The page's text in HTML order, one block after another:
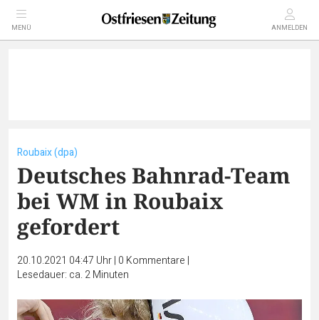
MENÜ ANMELDEN
Roubaix (dpa)
Deutsches Bahnrad-Team
bei WM in Roubaix
gefordert
20.10.2021 04:47 Uhr| 0 Kommentare |
Lesedauer: ca. 2 Minuten